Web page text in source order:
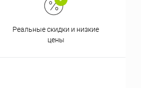
Реальные скидки и низкие
цены